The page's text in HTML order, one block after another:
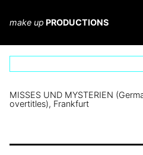
springen
make up PRODUCTIONS
MISSES UND MYSTERIEN
overtitles), Frankfurt